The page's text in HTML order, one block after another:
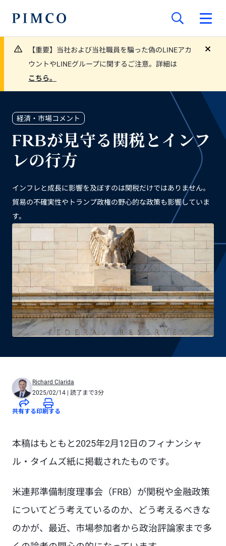
【重要】当社および当社職員を騙った偽のLINEアカ
ウントやLINEグループに関するご注意。詳細は
こちら。
経済・市場コメント
FRBが見守る関税とインフ
レの行方
インフレと成長に影響を及ぼすのは関税だけではありません。
貿易の不確実性やトランプ政権の野心的な政策も影響していま
す。
Richard Clarida
2025/02/14 | 読了まで3分
共有する印刷する
本稿はもともと2025年2月12日のフィナンシャ
ル・タイムズ紙に掲載されたものです。
米連邦準備制度理事会（FRB）が関税や金融政策
についてどう考えているのか、どう考えるべきな
のかが、最近、市場参加者から政治評論家まで多